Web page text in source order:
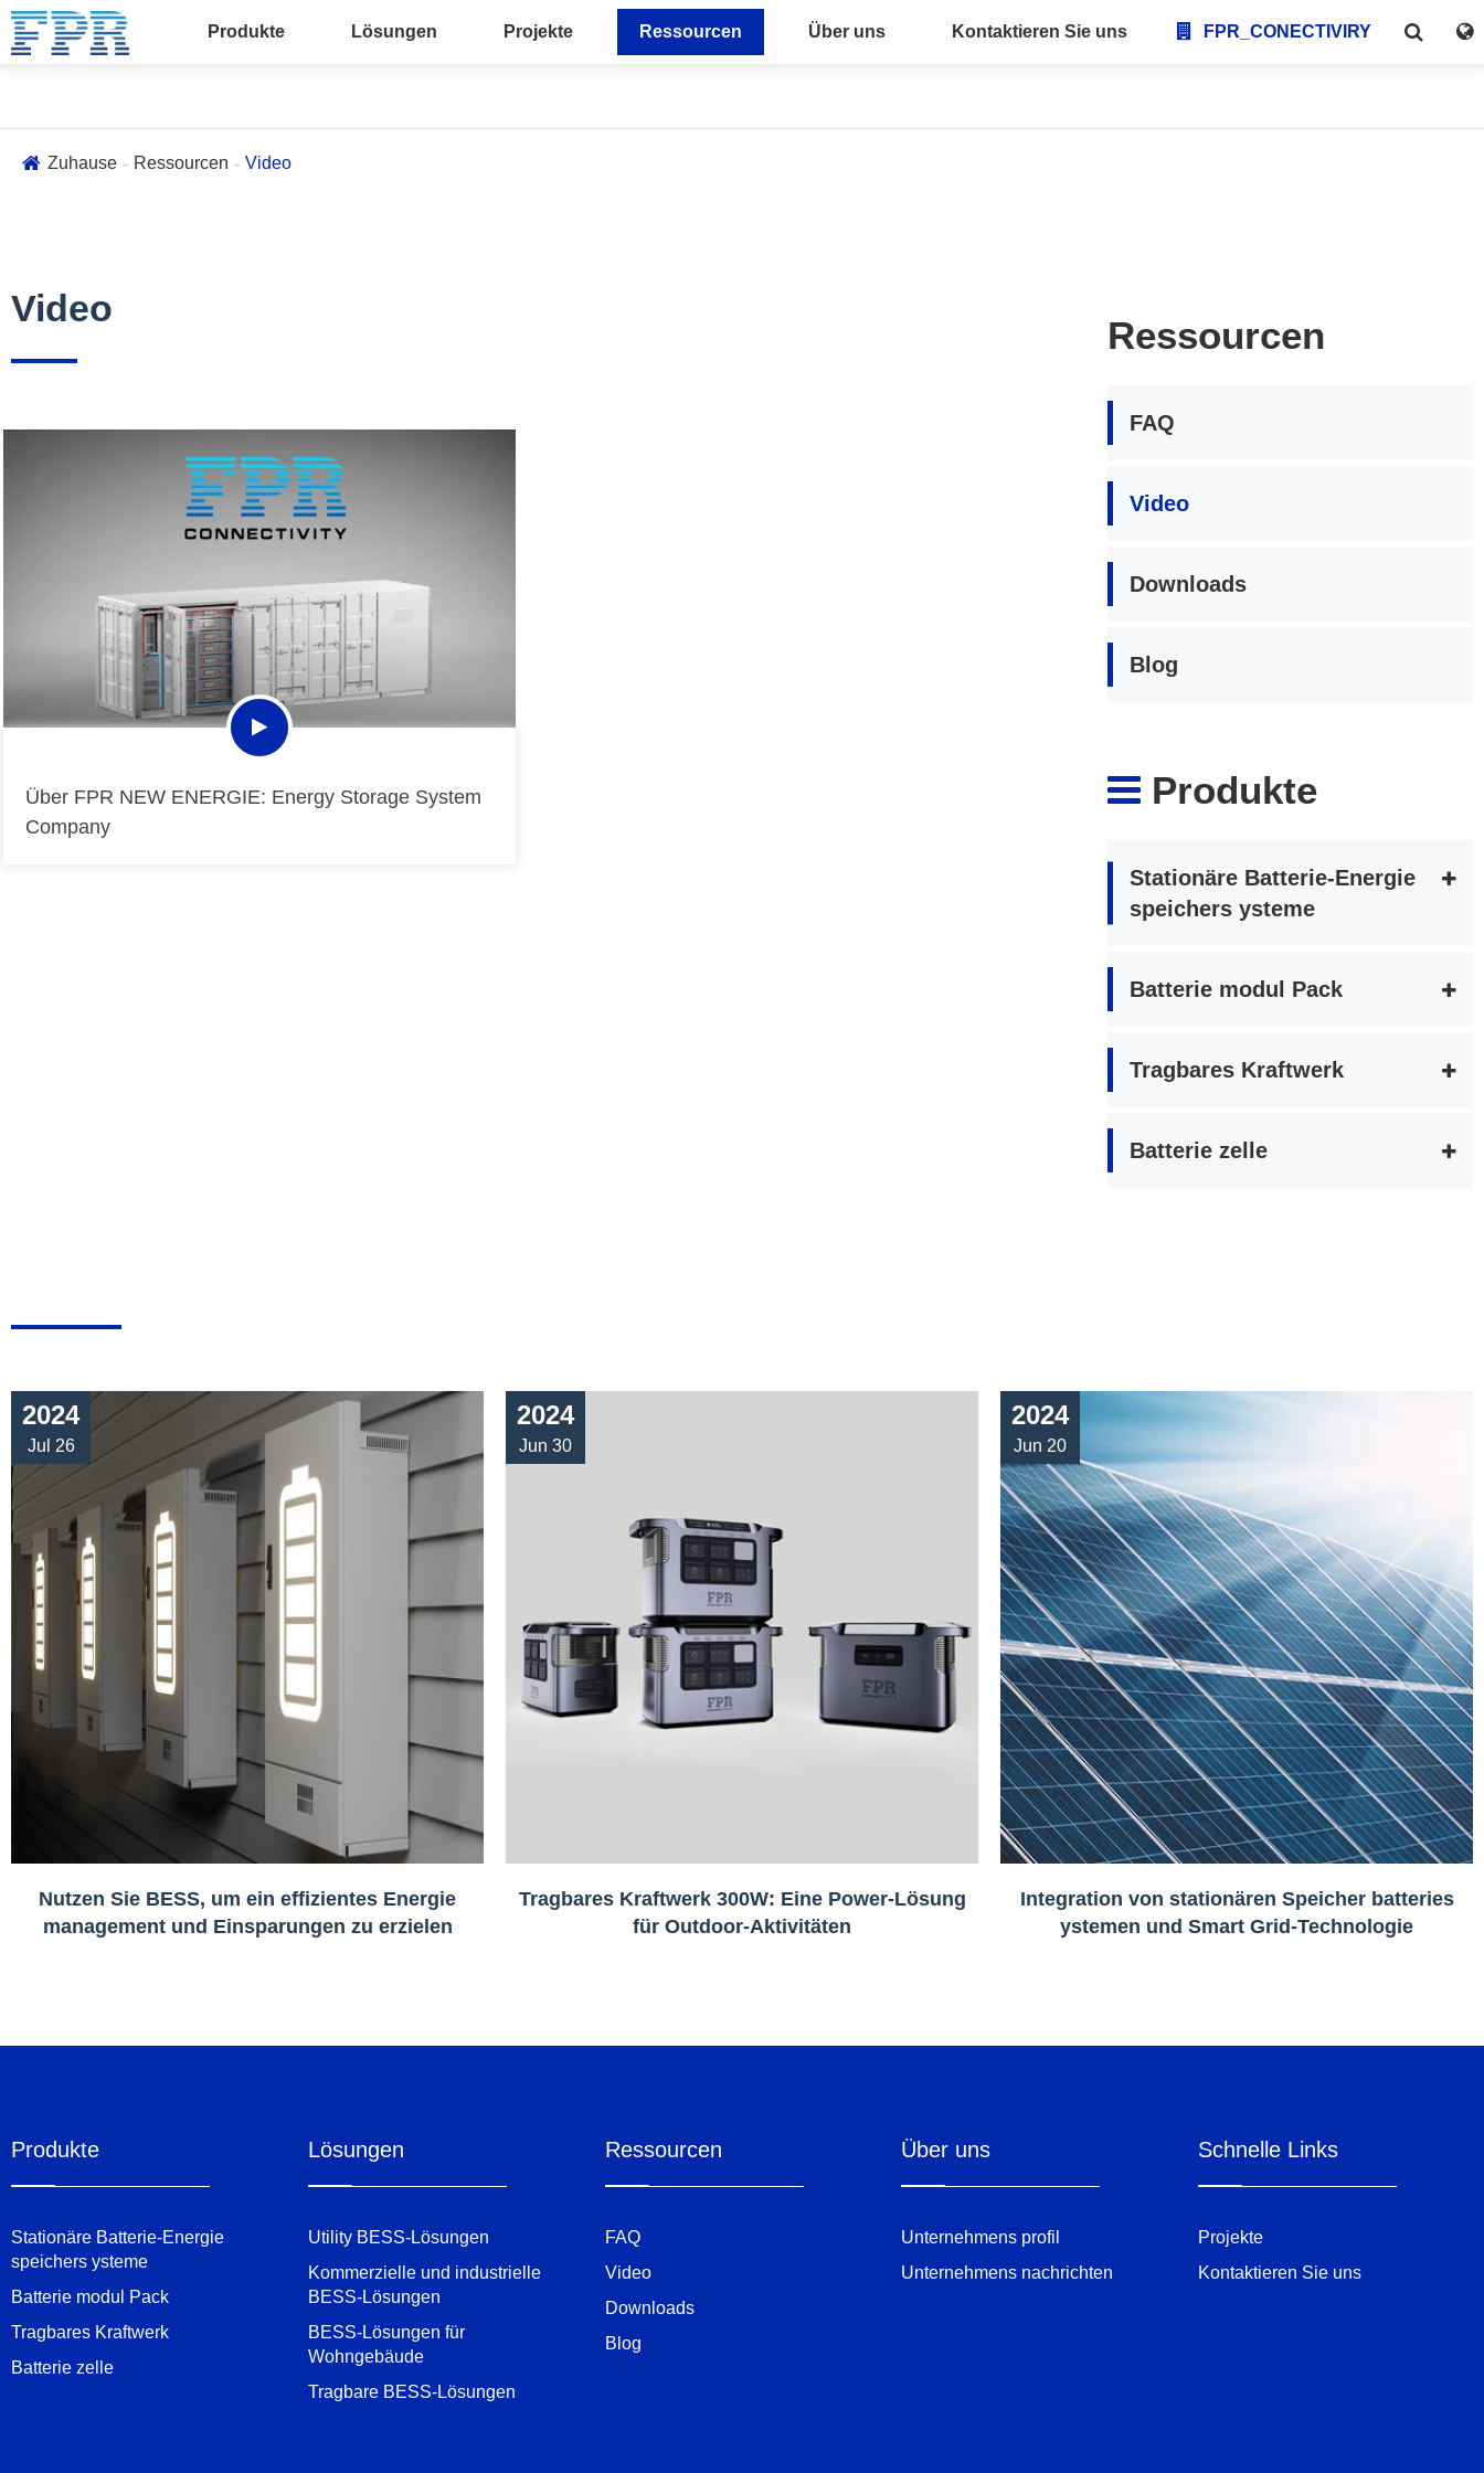
Produkte Lösungen Projekte Ressourcen Über uns Kontaktieren Sie uns FPR_CONECTIVIRY
Zuhause Ressourcen Video
Video
Über FPR NEW ENERGIE: Energy Storage System
Company
Ressourcen
FAQ
Video
Downloads
Blog
Produkte
Stationäre Batterie-Energie
speichers ysteme
Batterie modul Pack
Tragbares Kraftwerk
Batterie zelle
2024
Jul 26
Nutzen Sie BESS, um ein effizientes Energie
management und Einsparungen zu erzielen
2024
Jun 30
Tragbares Kraftwerk 300W: Eine Power-Lösung
für Outdoor-Aktivitäten
2024
Jun 20
Integration von stationären Speicher batteries
ystemen und Smart Grid-Technologie
Produkte
Stationäre Batterie-Energie
speichers ysteme
Batterie modul Pack
Tragbares Kraftwerk
Batterie zelle
Lösungen
Utility BESS-Lösungen
Kommerzielle und industrielle
BESS-Lösungen
BESS-Lösungen für
Wohngebäude
Tragbare BESS-Lösungen
Ressourcen
FAQ
Video
Downloads
Blog
Über uns
Unternehmens profil
Unternehmens nachrichten
Schnelle Links
Projekte
Kontaktieren Sie uns